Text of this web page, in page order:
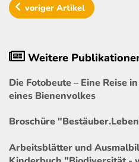
vorigerArtikel
Weitere
Die Fotobeute – Eine Reise
eines Bienenvolkes
Broschüre
Arbeitsblätter und